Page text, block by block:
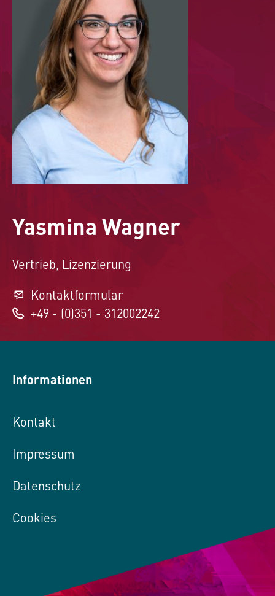
Yasmina Wagner
Vertrieb, Lizenzierung
Kontaktformular
+49 - (0)351 - 312002242
Informationen
Kontakt
Impressum
Datenschutz
Cookies